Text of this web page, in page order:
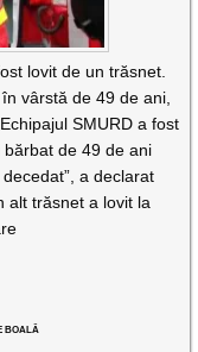
lovit de un trăsnet.
vârstă de 49 de ani,
SMURD a fost
de 49 de ani
a declarat
alt trăsnet a lovit la
BOALĂ